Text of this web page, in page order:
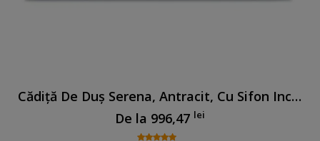
Cădiță De Duș Serena, Antracit, Cu Sifon Inclus
De la 996,47 lei